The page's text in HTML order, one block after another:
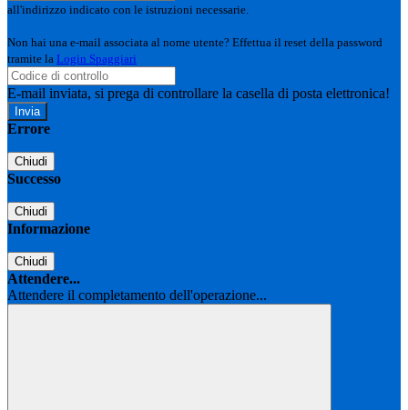
all'indirizzo indicato con le istruzioni necessarie.
Non hai una e-mail associata al nome utente? Effettua il reset della password
tramite la Login Spaggiari
E-mail inviata, si prega di controllare la casella di posta elettronica!
Errore
Chiudi
Successo
Chiudi
Informazione
Chiudi
Attendere...
Attendere il completamento dell'operazione...